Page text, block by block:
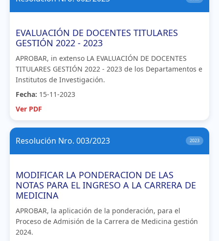
EVALUACIÓN DE DOCENTES TITULARES
GESTIÓN 2022 - 2023
APROBAR, in extenso LA EVALUACIÓN DE DOCENTES
TITULARES GESTIÓN 2022 - 2023 de los Departamentos e
Institutos de Investigación.
Fecha: 15-11-2023
Ver PDF
Resolución Nro. 003/2023 2023
MODIFICAR LA PONDERACION DE LAS
NOTAS PARA EL INGRESO A LA CARRERA DE
MEDICINA
APROBAR, la aplicación de la ponderación, para el
Proceso de Admisión de la Carrera de Medicina gestión
2024.